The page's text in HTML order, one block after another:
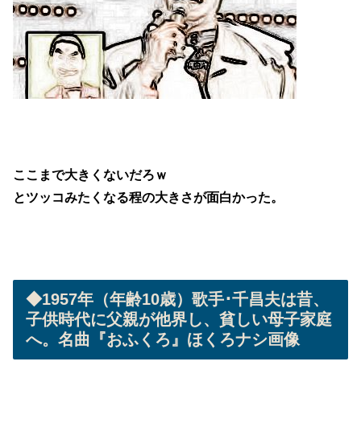
ここまで大きくないだろｗ
とツッコみたくなる程の大きさが面白かった。
◆1957年（年齢10歳）歌手･千昌夫は昔、
子供時代に父親が他界し、貧しい母子家庭
へ。名曲『おふくろ』ほくろナシ画像